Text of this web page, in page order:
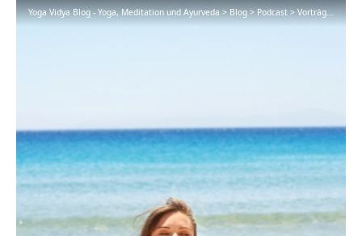
Yoga Vidya Blog - Yoga, Meditation und Ayurveda>Blog>Podcast>Vorträge >